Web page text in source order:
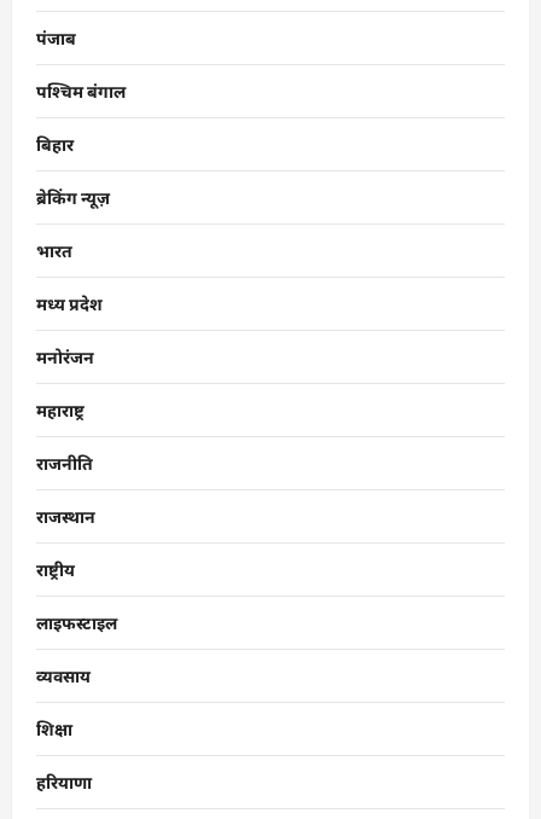
पंजाब
पश्चिम बंगाल
बिहार
ब्रेकिंग न्यूज़
भारत
मध्य प्रदेश
मनोरंजन
महाराष्ट्र
राजनीति
राजस्थान
राष्ट्रीय
लाइफस्टाइल
व्यवसाय
शिक्षा
हरियाणा